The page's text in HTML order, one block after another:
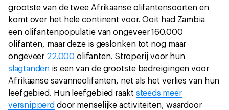
grootste van de twee Afrikaanse olifantensoorten en
komt over het hele continent voor. Ooit had Zambia
een olifantenpopulatie van ongeveer 160.000
olifanten, maar deze is geslonken tot nog maar
ongeveer 22.000 olifanten. Stroperij voor hun
slagtanden is een van de grootste bedreigingen voor
Afrikaanse savanneolifanten, net als het verlies van hun
leefgebied. Hun leefgebied raakt steeds meer
versnipperd door menselijke activiteiten, waardoor